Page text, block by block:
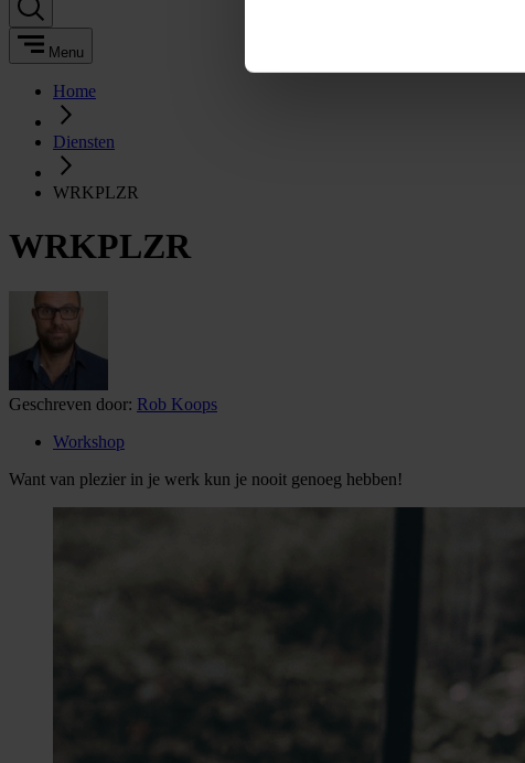
Menu
Home
Diensten
WRKPLZR
WRKPLZR
Geschreven door: Rob Koops
Workshop
Want van plezier in je werk kun je nooit genoeg hebben!